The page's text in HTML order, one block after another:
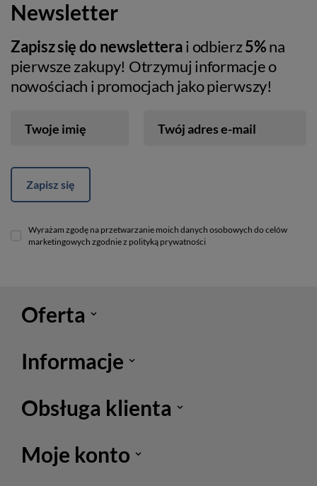
Newsletter
Zapisz się do newsletterai odbierz5%na
pierwsze zakupy! Otrzymuj informacje o
nowościach i promocjach jako pierwszy!
Twoje imię Twój adres e-mail
Zapisz się
Wyrażam zgodę na przetwarzanie moich danych osobowych do celów
marketingowych zgodnie z polityką prywatności
Oferta
Informacje
Obsługa klienta
Moje konto